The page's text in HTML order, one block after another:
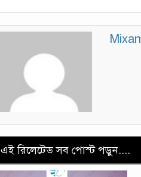
Mixan
এই রিলেটেড সব পোস্ট পড়ুন....